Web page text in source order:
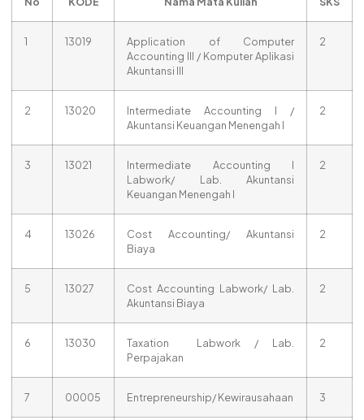
1 13019
Application of Computer
Accounting III / Komputer Aplikasi
Akuntansi III
2
2 13020
Intermediate Accounting I /
Akuntansi Keuangan Menengah I
2
3 13021
Intermediate Accounting I
Labwork/ Lab. Akuntansi
Keuangan Menengah I
2
4 13026
Cost Accounting/ Akuntansi
Biaya
2
5 13027
Cost Accounting Labwork/ Lab.
Akuntansi Biaya
2
6 13030
Taxation Labwork / Lab.
Perpajakan
2
7 00005 Entrepreneurship/ Kewirausahaan 3